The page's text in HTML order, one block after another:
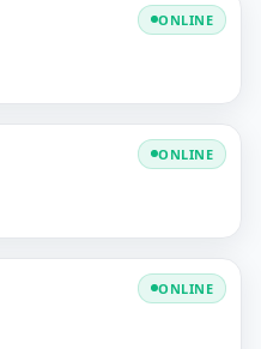
ONLINE
ONLINE
ONLINE